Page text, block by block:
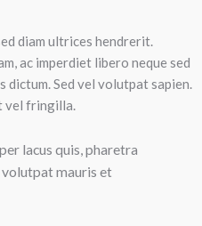
diam ultrices hendrerit.
ac imperdiet libero neque sed
Sed vel volutpat sapien.
vel fringilla.
lacus quis, pharetra
volutpat mauris et